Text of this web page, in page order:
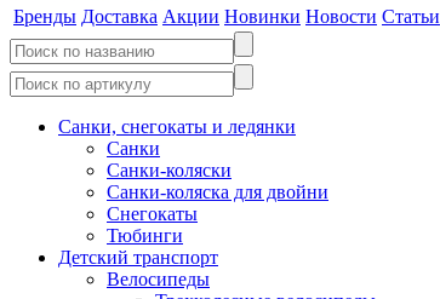
Бренды Доставка Акции Новинки Новости Статьи
Санки, снегокаты и ледянки
Санки
Санки-коляски
Санки-коляска для двойни
Снегокаты
Тюбинги
Детский транспорт
Велосипеды